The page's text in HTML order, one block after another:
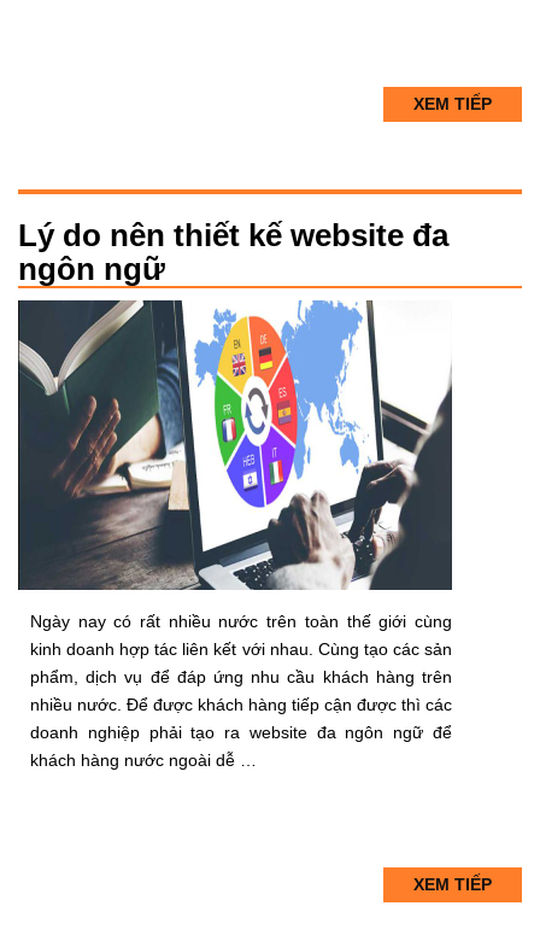
XEM TIẾP
Lý do nên thiết kế website đa
ngôn ngữ
Ngày nay có rất nhiều nước trên toàn thế giới cùng
kinh doanh hợp tác liên kết với nhau. Cùng tạo các sản
phẩm, dịch vụ để đáp ứng nhu cầu khách hàng trên
nhiều nước. Để được khách hàng tiếp cận được thì các
doanh nghiệp phải tạo ra website đa ngôn ngữ để
khách hàng nước ngoài dễ …
XEM TIẾP